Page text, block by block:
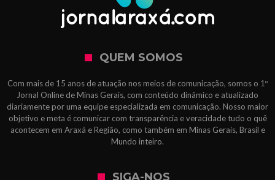
QUEM SOMOS
Com mais de 15 anos de atuação nos meios de comunicação, somos o 1º
Jornal Online de Minas Gerais, com conteúdo dinâmico e atualizado
diariamente por uma equipe especializada em comunicação. Nosso maior
objetivo e meta é comunicar com transparência e veracidade tudo o quê
acontecem em Araxá e Região, como também em Minas Gerais, Brasil e
Mundo inteiro.
SIGA-NOS